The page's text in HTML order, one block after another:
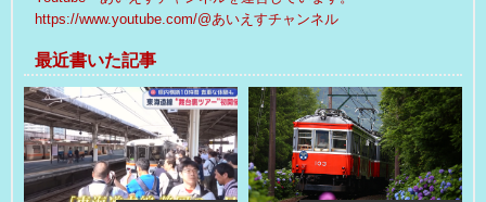
https://www.youtube.com/@あいえすチャンネル
最近書いた記事